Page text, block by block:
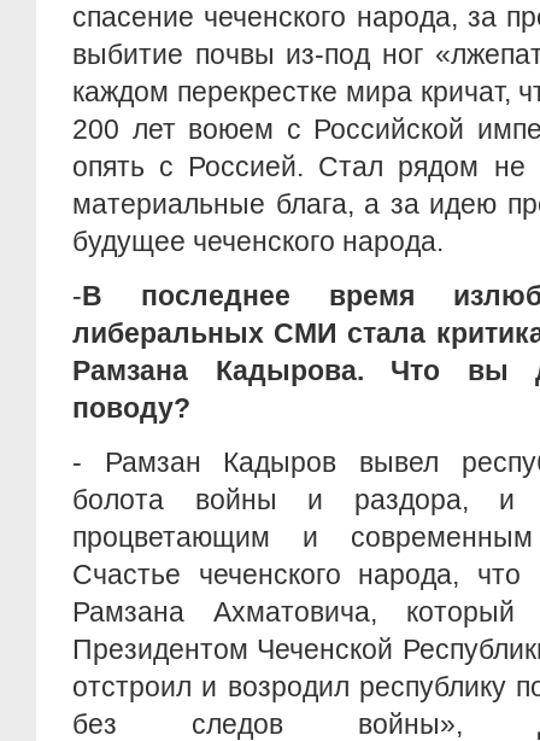
спасение чеченского народа, за
выбитие почвы из-под ног
каждом перекрестке мира кричат,
200 лет воюем с Российской
опять с Россией. Стал рядом не
материальные блага, а за идею
будущее чеченского народа.
-В последнее время
либеральных СМИ стала
Рамзана Кадырова. Что вы
поводу?
- Рамзан Кадыров вывел
болота войны и раздора, и
процветающим и
Счастье чеченского народа,
Рамзана Ахматовича,
Президентом Чеченской
отстроил и возродил республику
без следов войны»,